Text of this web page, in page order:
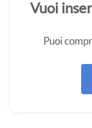
Vuoi
Puoi